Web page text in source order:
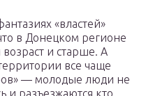
«властей»
в Донецком регионе
и старше. А
все чаще
— молодые люди не
и разъезжаются кто